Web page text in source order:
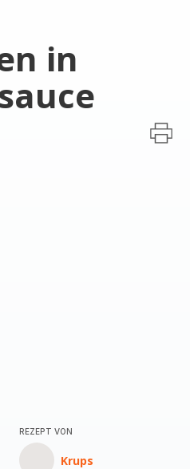
in
REZEPT VON
Krups